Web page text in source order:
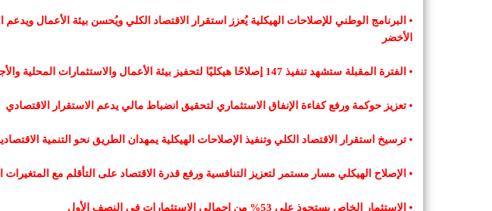
• البرنامج الوطني للإصلاحات الهيكلية يُعزز استقرار الاقتصاد الكلي ويُحسن بيئة الأعمال ويدعم
الأخضر
• الفترة المقبلة ستشهد تنفيذ 147 إصلاحًا هيكليًا لتحفيز بيئة الأعمال والاستثمارات المحلية والأجنبية
• تعزيز حوكمة ورفع كفاءة الإنفاق الاستثماري لتحقيق انضباط مالي يدعم الاستقرار الاقتصادي
• ترسيخ استقرار الاقتصاد الكلي وتنفيذ الإصلاحات الهيكلية يمهدان الطريق نحو التنمية
• الإصلاح الهيكلي مسار مستمر لتعزيز التنافسية ورفع قدرة الاقتصاد على التأقلم مع المتغيرات
• الاستثمار الخاص يستحوذ على 53% من إجمالي الاستثمارات في النصف الأول